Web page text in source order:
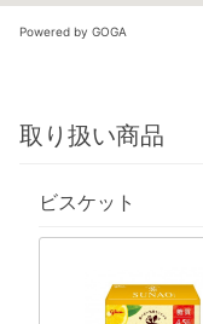
Powered by GOGA
取り扱い商品
ビスケット